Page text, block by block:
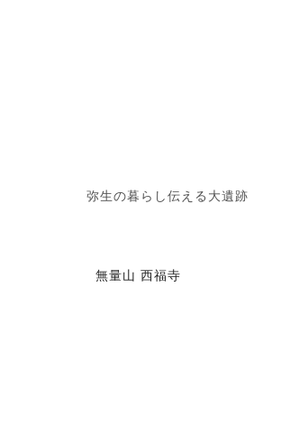
弥生の暮らし伝える大遺跡
無量山 西福寺